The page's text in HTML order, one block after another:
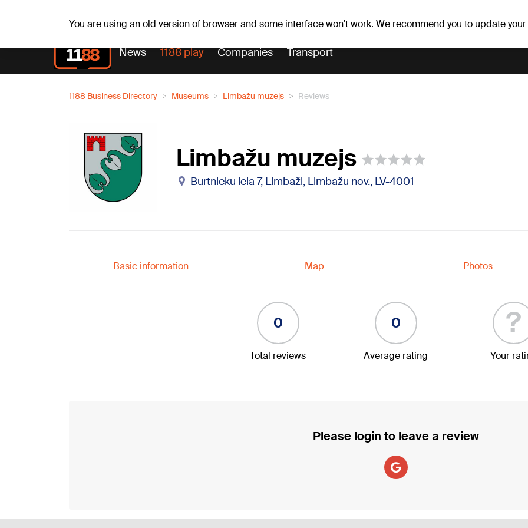
You are using an old version of browser and some interface won't work. We recommend you to update
News 1188 play Companies Transport
1188 Business Directory Museums Limbažu muzejs Reviews
Limbažu muzejs
Burtnieku iela 7, Limbaži, Limbažu nov., LV-4001
Basic information Map Photos
0
Total reviews
0
Average rating
?
Your
Please login to leave a review